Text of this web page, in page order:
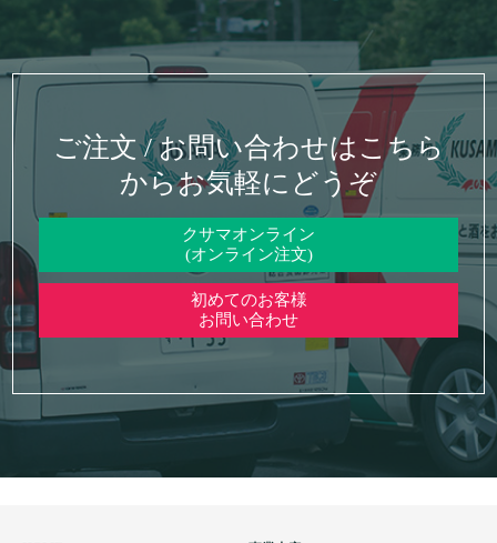
ご注文 / お問い合わせはこちら
からお気軽にどうぞ
クサマオンライン
(オンライン注文)
初めてのお客様
お問い合わせ